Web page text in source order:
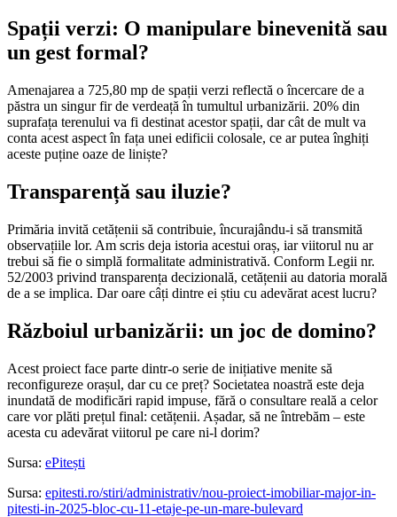
Spații verzi: O manipulare binevenită sau
un gest formal?
Amenajarea a 725,80 mp de spații verzi reflectă o încercare de a
păstra un singur fir de verdeață în tumultul urbanizării. 20% din
suprafața terenului va fi destinat acestor spații, dar cât de mult va
conta acest aspect în fața unei edificii colosale, ce ar putea înghiți
aceste puține oaze de liniște?
Transparență sau iluzie?
Primăria invită cetățenii să contribuie, încurajându-i să transmită
observațiile lor. Am scris deja istoria acestui oraș, iar viitorul nu ar
trebui să fie o simplă formalitate administrativă. Conform Legii nr.
52/2003 privind transparența decizională, cetățenii au datoria morală
de a se implica. Dar oare câți dintre ei știu cu adevărat acest lucru?
Războiul urbanizării: un joc de domino?
Acest proiect face parte dintr-o serie de inițiative menite să
reconfigureze orașul, dar cu ce preț? Societatea noastră este deja
inundată de modificări rapid impuse, fără o consultare reală a celor
care vor plăti prețul final: cetățenii. Așadar, să ne întrebăm – este
acesta cu adevărat viitorul pe care ni-l dorim?
Sursa: ePitești
Sursa: epitesti.ro/stiri/administrativ/nou-proiect-imobiliar-major-in-
pitesti-in-2025-bloc-cu-11-etaje-pe-un-mare-bulevard